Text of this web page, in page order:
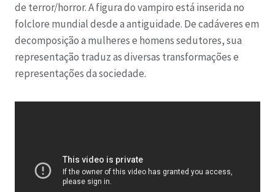
de terror/horror. A figura do vampiro está inserida no
folclore mundial desde a antiguidade. De cadáveres em
decomposição a mulheres e homens sedutores, sua
representação traduz as diversas transformações e
representações da sociedade.